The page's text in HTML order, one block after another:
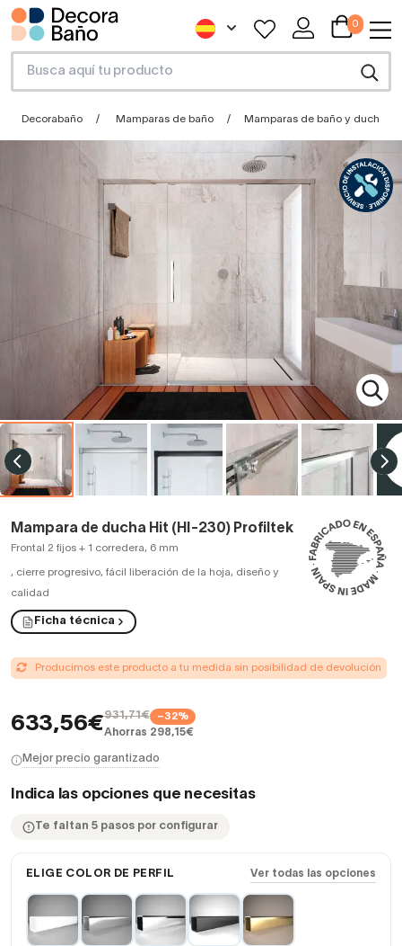
0
Decorabaño Mamparas de baño Mamparas de baño y ducha a
Mampara de ducha Hit (HI-230) Profiltek
Frontal 2 fijos + 1 corredera, 6 mm
, cierre progresivo, fácil liberación de la hoja, diseño y
calidad
Ficha técnica
Producimos este producto a tu medida sin posibilidad de devolución
633,56€931,71€ −32%
Ahorras 298,15€
Mejor precio garantizado
Indica las opciones que necesitas
Te faltan 5 pasos por configurar
ELIGE COLOR DE PERFIL Ver todas las opciones